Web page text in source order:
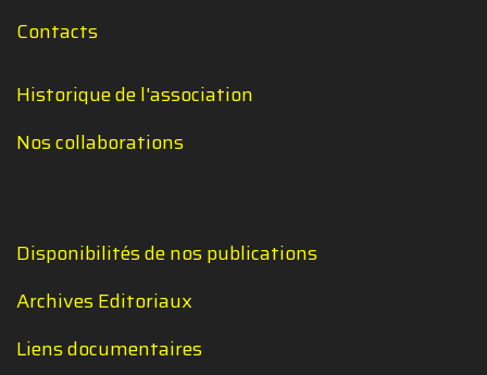
Contacts
Historique de l'association
Nos collaborations
Disponibilités de nos publications
Archives Editoriaux
Liens documentaires